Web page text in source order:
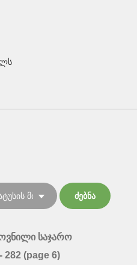
საჯარო
282 (page 6)